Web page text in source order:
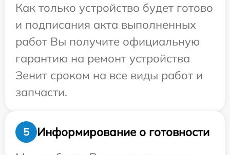
Как только устройство будет готово
и подписания акта выполненных
работ Вы получите официальную
гарантию на ремонт устройства
Зенит сроком на все виды работ и
запчасти.
5
Информирование о готовности